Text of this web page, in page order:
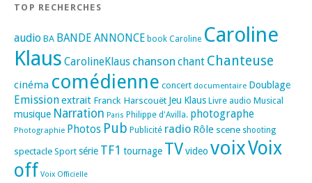
TOP RECHERCHES
audio BA BANDE ANNONCE book Caroline Caroline
Klaus CarolineKlaus chanson chant Chanteuse
cinéma comédienne concert documentaire Doublage
Emissionextrait Franck Harscouët Jeu Klaus Livre audio Musical
musique Narration Paris Philippe d'Avilla. photographe
Photographie Photos Pub Publicité radio Rôle scene shooting
spectacle Sport série TF1 tournage TVvideo voixVoix
off Voix Officielle